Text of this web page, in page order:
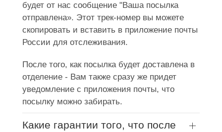
будет от нас сообщение "Ваша посылка
отправлена». Этот трек-номер вы можете
скопировать и вставить в приложение почты
России для отслеживания.
После того, как посылка будет доставлена в
отделение - Вам также сразу же придет
уведомление с приложения почты, что
посылку можно забирать.
Какие гарантии того, что после